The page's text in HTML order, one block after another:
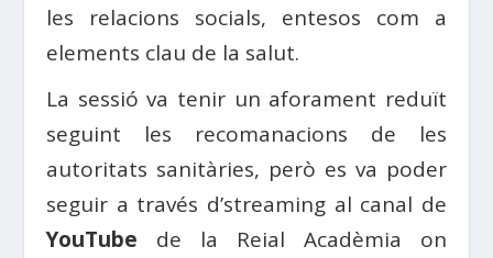
les relacions socials, entesos com a
elements clau de la salut.
La sessió va tenir un aforament reduït
seguint les recomanacions de les
autoritats sanitàries, però es va poder
seguir a través d’streaming al canal de
YouTube de la Reial Acadèmia on